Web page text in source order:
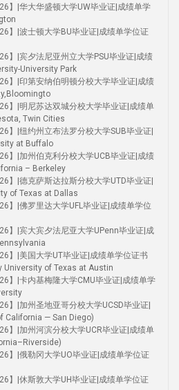
】|华大华盛顿大学UW毕业证|成绩单学
】|波士顿大学BU毕业证|成绩单学位证
】|宾夕法尼亚州立大学PSU毕业证|成绩
University Park
】|印第安纳伯明顿分校大学毕业证|成绩
】|明尼苏达双城分校大学毕业证|成绩单
Twin Cities
】|纽约州立布法罗分校大学SUB毕业证|
at Buffalo
】|加州伯克利分校大学UCB毕业证|成绩
– Berkeley
】|德克萨斯达拉斯分校大学UTD毕业证|
of Texas at Dallas
】|佛罗里达大学UFL毕业证|成绩单学位
】|宾大宾夕法尼亚大学UPenn毕业证|成
】|美国大学UT毕业证|成绩单学位证书
University of Texas at Austin
】|卡内基梅隆大学CMU毕业证|成绩单学
】|加州圣地亚哥分校大学UCSD毕业证|
California — San Diego)
】|加州河滨分校大学UCR毕业证|成绩单
】|俄勒冈大学UO毕业证|成绩单学位证
】|休斯敦大学UH毕业证|成绩单学位证